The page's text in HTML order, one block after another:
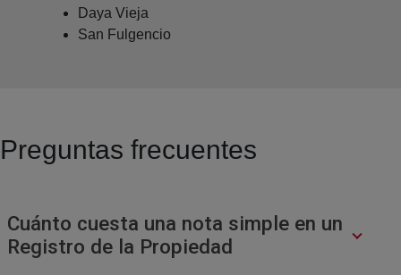
Daya Vieja
San Fulgencio
Preguntas frecuentes
Cuánto cuesta una nota simple en un
Registro de la Propiedad